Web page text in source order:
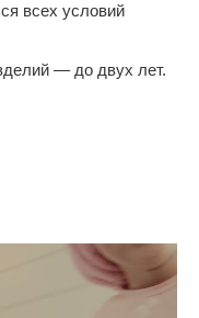
всех условий
— до двух лет.